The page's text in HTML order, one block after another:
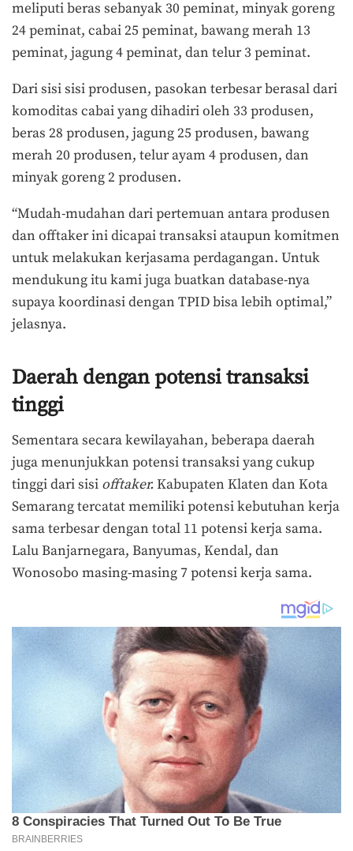
meliputi beras sebanyak 30 peminat, minyak goreng
24 peminat, cabai 25 peminat, bawang merah 13
peminat, jagung 4 peminat, dan telur 3 peminat.
Dari sisi sisi produsen, pasokan terbesar berasal dari
komoditas cabai yang dihadiri oleh 33 produsen,
beras 28 produsen, jagung 25 produsen, bawang
merah 20 produsen, telur ayam 4 produsen, dan
minyak goreng 2 produsen.
“Mudah-mudahan dari pertemuan antara produsen
dan offtaker ini dicapai transaksi ataupun komitmen
untuk melakukan kerjasama perdagangan. Untuk
mendukung itu kami juga buatkan database-nya
supaya koordinasi dengan TPID bisa lebih optimal,”
jelasnya.
Daerah dengan potensi transaksi
tinggi
Sementara secara kewilayahan, beberapa daerah
juga menunjukkan potensi transaksi yang cukup
tinggi dari sisi offtaker.Kabupaten Klaten dan Kota
Semarang tercatat memiliki potensi kebutuhan kerja
sama terbesar dengan total 11 potensi kerja sama.
Lalu Banjarnegara, Banyumas, Kendal, dan
Wonosobo masing-masing 7 potensi kerja sama.